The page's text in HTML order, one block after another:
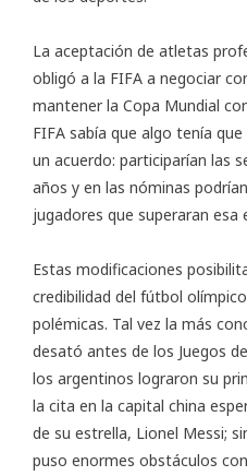
La aceptación de atletas
obligó a la FIFA a negociar
mantener la Copa Mundial
FIFA sabía que algo tenía
un acuerdo: participarían las
años y en las nóminas
jugadores que superaran esa
Estas modificaciones
credibilidad del fútbol
polémicas. Tal vez la más
desató antes de los Juegos
los argentinos lograron su
la cita en la capital china
de su estrella, Lionel Messi;
puso enormes obstáculos